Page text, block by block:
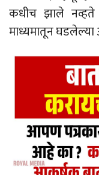
कधीच झाले नव्हते
माध्यमातून